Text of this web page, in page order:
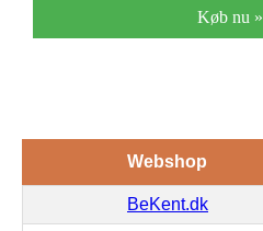
Køb nu »
Webshop
BeKent.dk